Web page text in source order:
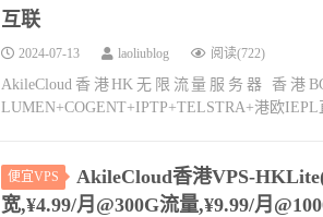
互联
2024-07-13 laoliublog 阅读(722)
AkileCloud香港HK无限流量服务器 香港
LUMEN+COGENT+IPTP+TELSTRA+港欧IEPL
便宜VPS
AkileCloud香港VPS-
宽,¥4.99/月@300G流量,¥9.99/月